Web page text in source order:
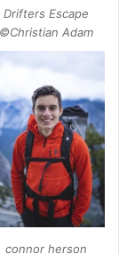
Drifters Escape
©Christian Adam
connor herson